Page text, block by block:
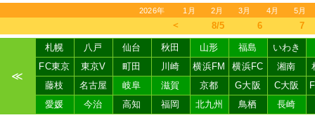
2026年 1月 2月 3月 4月 5月
＜ 8/5 6 7
≪
札幌 八戸 仙台 秋田 山形 福島
いわき
FC東京
東京V 町田 川崎 横浜FM 横浜FC 湘南
藤枝
名古屋 岐阜 滋賀 京都 G大阪 C大阪
愛媛
今治 高知 福岡 北九州 鳥栖 長崎